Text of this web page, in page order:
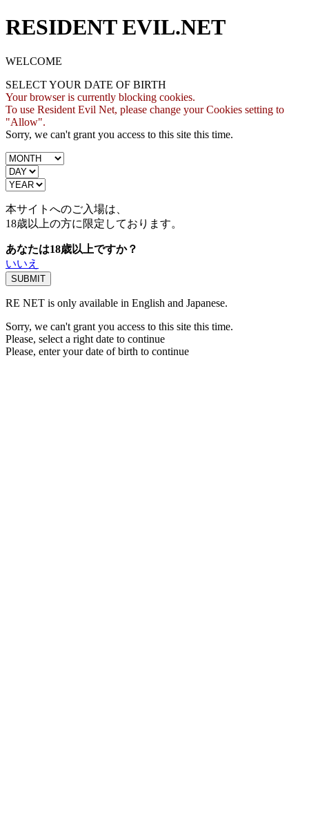
RESIDENT EVIL.NET
WELCOME
SELECT YOUR DATE OF BIRTH
Your browser is currently blocking cookies.
To use Resident Evil Net, please change your Cookies setting to
"Allow".
Sorry, we can't grant you access to this site this time.
本サイトへのご入場は、
18歳以上の方に限定しております。
あなたは18歳以上ですか？
いいえ
RE NET is only available in English and Japanese.
Sorry, we can't grant you access to this site this time.
Please, select a right date to continue
Please, enter your date of birth to continue